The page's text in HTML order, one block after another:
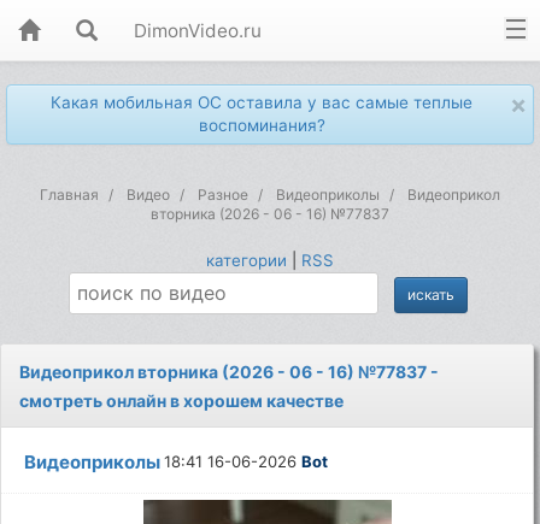
DimonVideo.ru
×
Какая мобильная ОС оставила у вас самые теплые
воспоминания?
Главная Видео Разное Видеоприколы
Видеоприкол
вторника (2026 - 06 - 16) №77837
категории RSS
Видеоприкол вторника (2026 - 06 - 16) №77837 -
смотреть онлайн в хорошем качестве
Видеоприколы18:41 16-06-2026Bot